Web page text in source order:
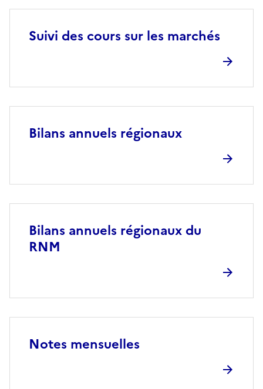
Suivi des cours sur les marchés
Bilans annuels régionaux
Bilans annuels régionaux du
RNM
Notes mensuelles